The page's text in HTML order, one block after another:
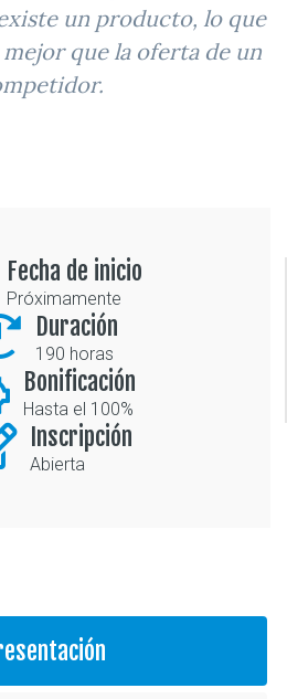
un producto, lo que
que la oferta de un
Fecha de inicio
Próximamente
Duración
190 horas
Bonificación
Hasta el 100%
Inscripción
Abierta